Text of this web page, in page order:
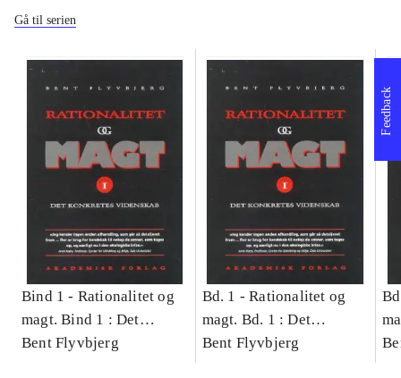
Gå til serien
Bind 1 - Rationalitet og
magt. Bind 1 : Det
konkretes videnskab
Bent Flyvbjerg
Bd. 1 -Rationalitet og
magt. Bd. 1 : Det
konkretes videnskab
Bent Flyvbjerg
Feedback